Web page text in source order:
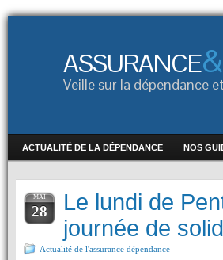
ASSURANCE&
Veille sur la dépendance
ACTUALITÉ DE LA DÉPENDANCE NOS
MAI
28
Le lundi de
journée de
Actualité de l'assurance dépendance